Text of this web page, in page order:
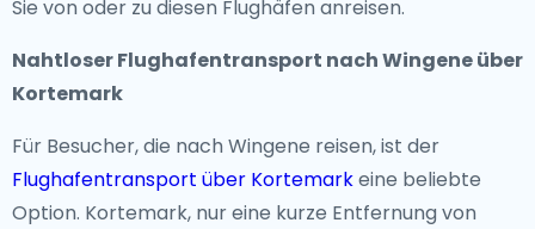
Sie von oder zu diesen Flughäfen anreisen.
Nahtloser Flughafentransport nach Wingene über
Kortemark
Für Besucher, die nach Wingene reisen, ist der
Flughafentransport über Kortemarkeine beliebte
Option. Kortemark, nur eine kurze Entfernung von